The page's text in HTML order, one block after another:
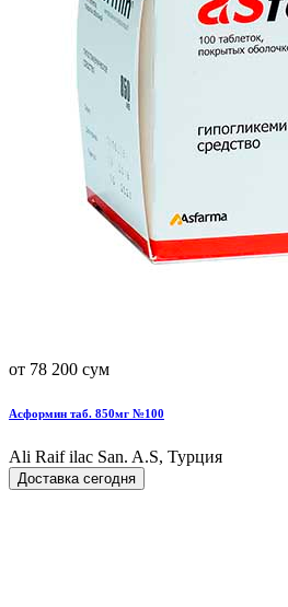
от 78 200 сум
Асформин таб. 850мг №100
Ali Raif ilac San. A.S, Турция
Доставка сегодня